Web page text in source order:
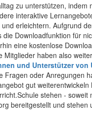
zu unterstützen, indem
interaktive
erleichtern. Aufgrund
Downloadfunktion für
eine kostenlose
Mitglieder haben also
und Unterstützer von
Fragen oder Anregungen
gut
stehen -
bereitgestellt und stehen